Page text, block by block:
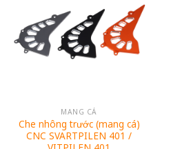
MANG CÁ
Che nhông trước (mang cá)
CNC SVARTPILEN 401 /